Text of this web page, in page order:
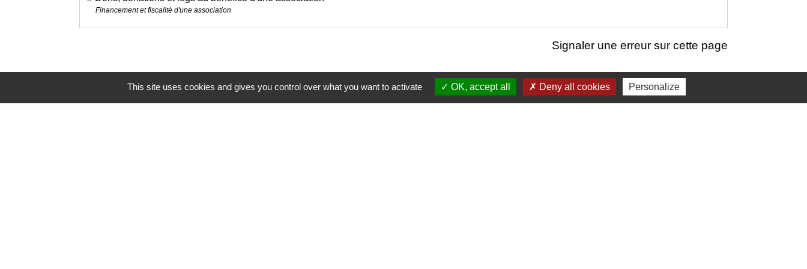
Financement et fiscalité d'une association
Signaler une erreur sur cette page
This site uses cookies and gives you control over what you want to activate OK, accept all Deny all cookies Personalize